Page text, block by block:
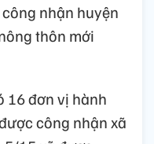
nhận huyện
thôn mới
16 đơn vị hành
công nhận xã